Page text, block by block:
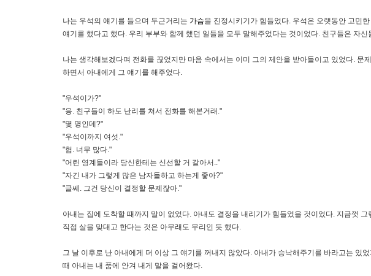
나는 우석의 얘기를 들으며 두근거리는 가슴을 진정시키기가 힘들었다. 우석은 오랫동안 고민
얘기를 했다고 했다. 우리 부부와 함께 했던 일들을 모두 말해주었다는 것이었다. 친구들은 자
나는 생각해보겠다며 전화를 끊었지만 마음 속에서는 이미 그의 제안을 받아들이고 있었다.
하면서 아내에게 그 얘기를 해주었다.
"우석이가?"
"응. 친구들이 하도 난리를 쳐서 전화를 해본거래."
"몇 명인데?"
"우석이까지 여섯."
"헙. 너무 많다."
"어린 영계들이라 당신한테는 신선할 거 같아서.."
"자긴 내가 그렇게 많은 남자들하고 하는게 좋아?"
"글쎄. 그건 당신이 결정할 문제잖아."
아내는 집에 도착할 때까지 말이 없었다. 아내도 결정을 내리기가 힘들었을 것이었다. 지금껏
직접 살을 맞대고 한다는 것은 아무래도 무리인 듯 했다.
그 날 이후로 난 아내에게 더 이상 그 얘기를 꺼내지 않았다. 아내가 승낙해주기를 바라고는
때 아내는 내 품에 안겨 내게 말을 걸어왔다.